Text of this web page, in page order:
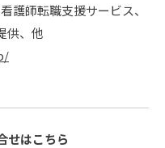
護師転職支援サービス、
供、他
せはこちら